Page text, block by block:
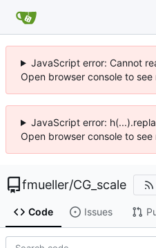
JavaScript error: Cannot
Open browser console to see
JavaScript error:
Open browser console to see
fmueller/CG_scale
Code Issues